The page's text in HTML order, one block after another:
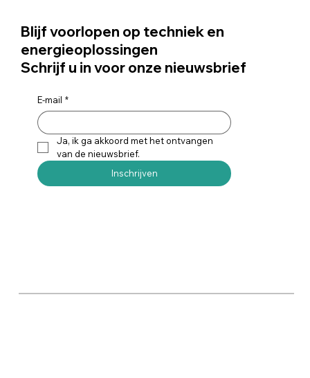
Blijf voorlopen op techniek en
energieoplossingen
Schrijf u in voor onze nieuwsbrief
E-mail *
Ja, ik ga akkoord met het ontvangen
van de nieuwsbrief.
Inschrijven